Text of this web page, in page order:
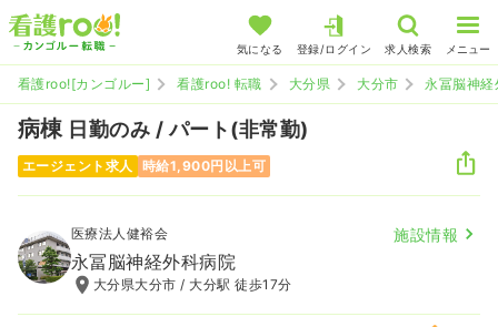
気になる 登録/ログイン 求人検索 メニュー
看護roo![カンゴルー] 看護roo! 転職 大分県 大分市 永冨脳神
病棟 日勤のみ / パート(非常勤)
エージェント求人 時給1,900円以上可
医療法人健裕会 施設情報
永冨脳神経外科病院
大分県大分市 / 大分駅 徒歩17分